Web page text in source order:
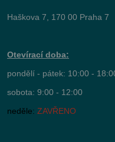
Haškova 7, 170 00 Praha 7
Otevírací doba:
pondělí - pátek: 10:00 -
sobota: 9:00 - 12:00
neděle: ZAVŘENO